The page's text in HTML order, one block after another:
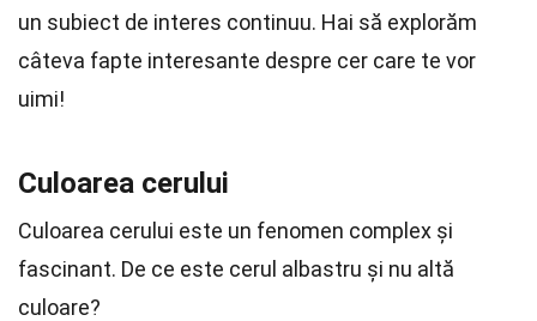
un subiect de interes continuu. Hai să explorăm
câteva fapte interesante despre cer care te vor
uimi!
Culoarea cerului
Culoarea cerului este un fenomen complex și
fascinant. De ce este cerul albastru și nu altă
culoare?